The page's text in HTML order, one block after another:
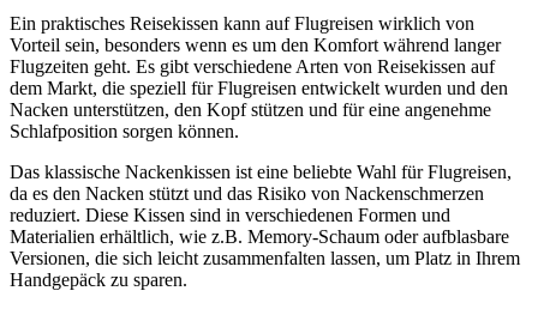
Ein praktisches Reisekissen kann auf Flugreisen wirklich von
Vorteil sein, besonders wenn es um den Komfort während langer
Flugzeiten geht. Es gibt verschiedene Arten von Reisekissen auf
dem Markt, die speziell für Flugreisen entwickelt wurden und den
Nacken unterstützen, den Kopf stützen und für eine angenehme
Schlafposition sorgen können.
Das klassische Nackenkissen ist eine beliebte Wahl für Flugreisen,
da es den Nacken stützt und das Risiko von Nackenschmerzen
reduziert. Diese Kissen sind in verschiedenen Formen und
Materialien erhältlich, wie z.B. Memory-Schaum oder aufblasbare
Versionen, die sich leicht zusammenfalten lassen, um Platz in Ihrem
Handgepäck zu sparen.